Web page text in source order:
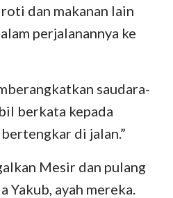
dan makanan lain
perjalanannya ke
saudara-
berkata kepada
di jalan.”
Mesir dan pulang
Yakub, ayah mereka.